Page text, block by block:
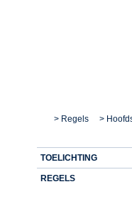
Regels
TOELICHTING
REGELS
Begin
Vorige